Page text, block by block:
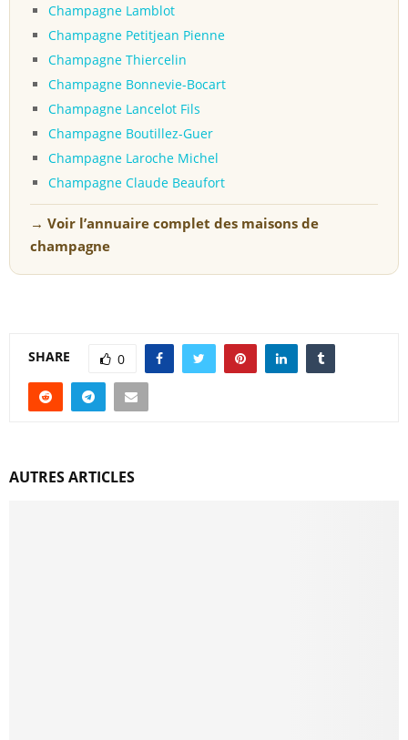
Champagne Lamblot
Champagne Petitjean Pienne
Champagne Thiercelin
Champagne Bonnevie-Bocart
Champagne Lancelot Fils
Champagne Boutillez-Guer
Champagne Laroche Michel
Champagne Claude Beaufort
→ Voir l’annuaire complet des maisons de
champagne
SHARE 0
AUTRES ARTICLES